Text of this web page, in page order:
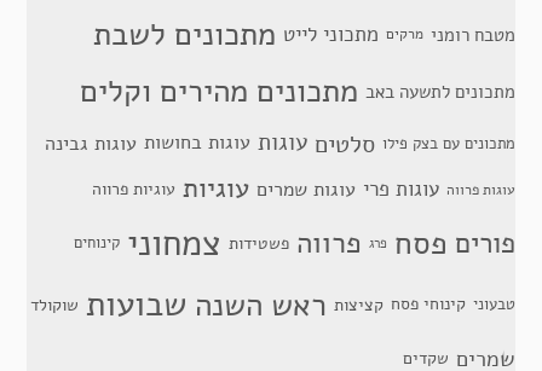
מטבח רומני מרקים מתכוני לייט מתכונים לשבת
מתכונים לתשעה באב מתכונים מהירים וקלים
מתכונים עם בצק פילו סלטים עוגות עוגות בחושות עוגות גבינה
עוגות פרווה עוגות פרי עוגות שמרים עוגיות עוגיות פרווה
פורים פסח פרג פרווה פשטידות צמחוני קינוחים
טבעוני קינוחי פסח קציצות ראש השנה שבועות שוקולד
שמרים שקדים